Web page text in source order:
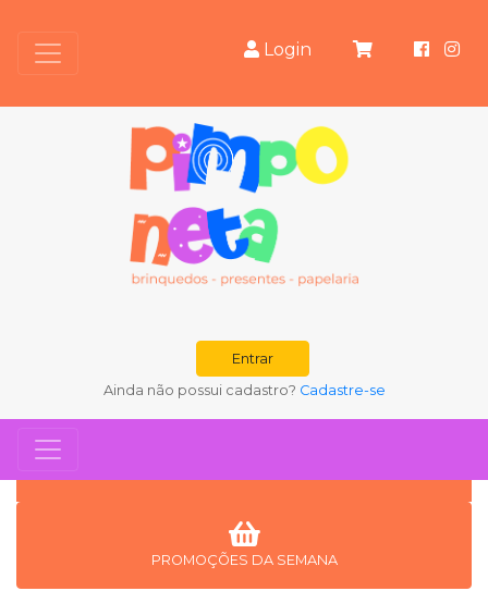
Login
Entrar
Ainda não possui cadastro? Cadastre-se
PROMOÇÕES DA SEMANA